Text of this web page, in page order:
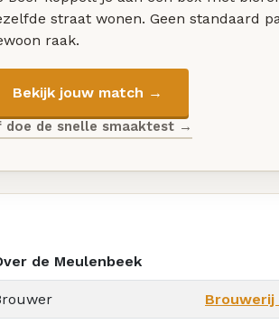
straat wonen. Geen standaard
raak.
Bekijk jouw match →
doe de snelle smaaktest →
de Meulenbeek